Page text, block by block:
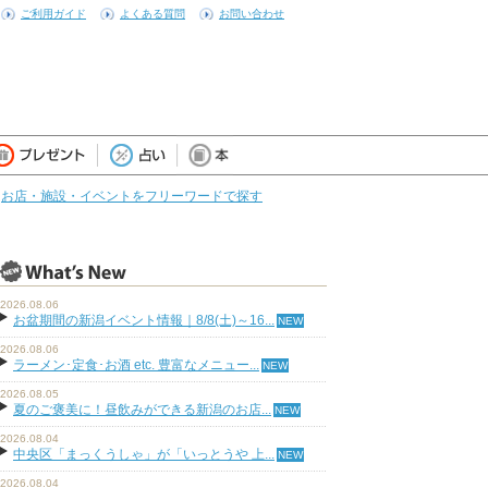
ご利用ガイド よくある質問 お問い合わせ
お店・施設・イベントをフリーワードで探す
2026.08.06
お盆期間の新潟イベント情報｜8/8(土)～16...
2026.08.06
ラーメン･定食･お酒 etc. 豊富なメニュー...
2026.08.05
夏のご褒美に！昼飲みができる新潟のお店...
2026.08.04
中央区「まっくうしゃ」が「いっとうや 上...
2026.08.04